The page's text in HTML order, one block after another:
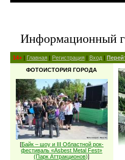
Информационный
14+ | Главная | Регистрация | Вход |
ФОТОИСТОРИЯ ГОРОДА
[Байк – шоу и III Областной рок-
фестиваль «Asbest Metal Fest»
(Парк Аттракционов)]